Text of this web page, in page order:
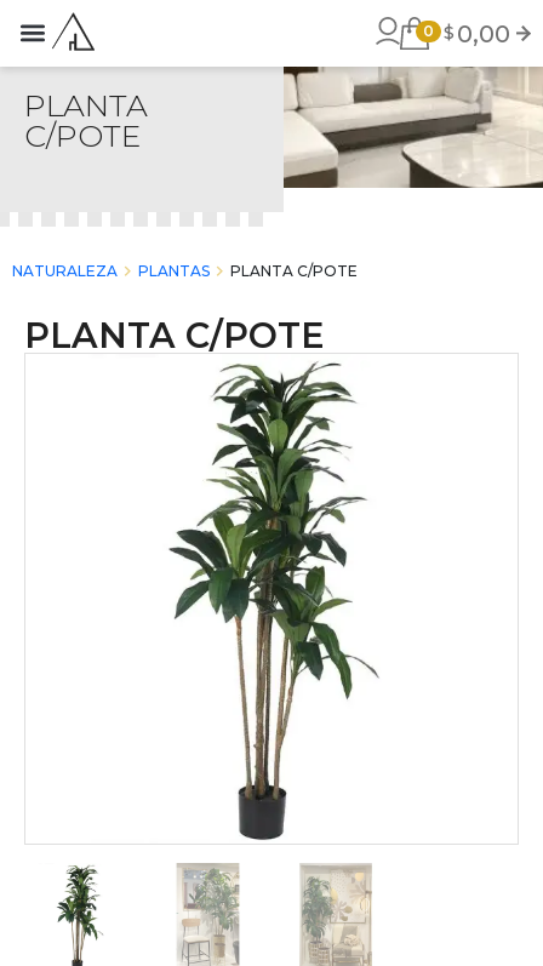
0 $ 0,00
PLANTA
C/POTE
NATURALEZA chevron_right PLANTAS chevron_right PLANTA C/POTE
PLANTA C/POTE